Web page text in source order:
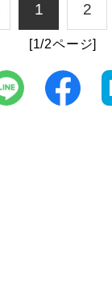
1 2
[1/2ページ]